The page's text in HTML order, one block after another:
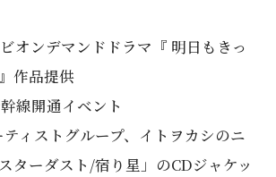
オンデマンドドラマ『 明日もきっ
作品提供
線開通イベント
ィストグループ、イトヲカシのニ
ターダスト/宿り星」のCDジャケッ